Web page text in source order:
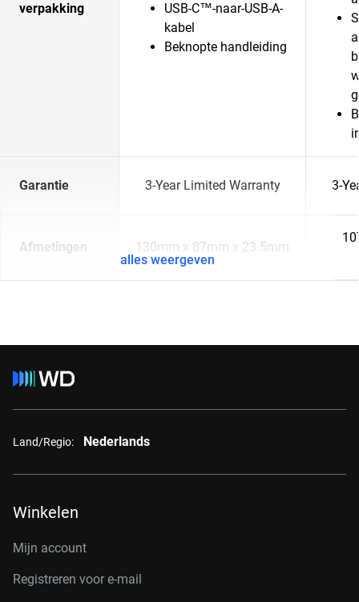
verpakking
USB-C™-naar-USB-A-
kabel
Beknopte handleiding
g
Garantie 3-Year Limited Warranty 3-
Afmetingen 130mm x 87mm x 23.5mm
alles weergeven
Land/Regio: Nederlands
Winkelen
Mijn account
Registreren voor e-mail